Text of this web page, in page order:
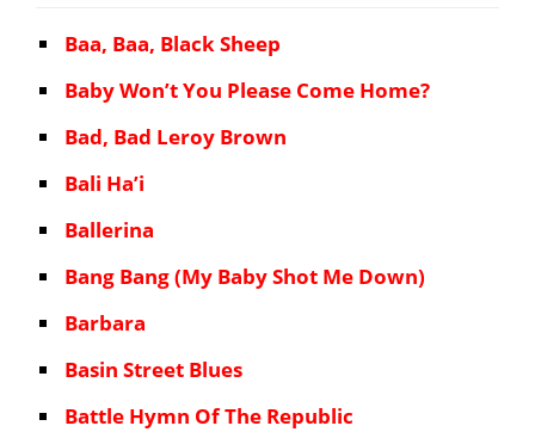
Baa, Baa, Black Sheep
Baby Won’t You Please Come Home?
Bad, Bad Leroy Brown
Bali Ha’i
Ballerina
Bang Bang (My Baby Shot Me Down)
Barbara
Basin Street Blues
Battle Hymn Of The Republic